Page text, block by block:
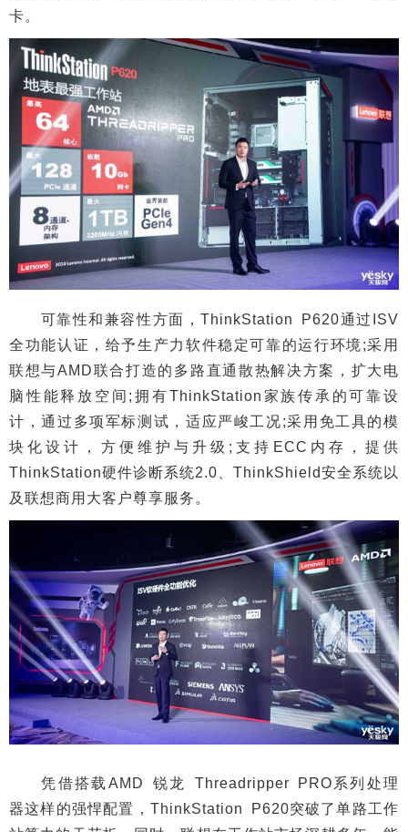
卡。
可靠性和兼容性方面，ThinkStation P620通过ISV
全功能认证，给予生产力软件稳定可靠的运行环境;采用
联想与AMD联合打造的多路直通散热解决方案，扩大电
脑性能释放空间;拥有ThinkStation家族传承的可靠设
计，通过多项军标测试，适应严峻工况;采用免工具的模
块化设计，方便维护与升级;支持ECC内存，提供
ThinkStation硬件诊断系统2.0、ThinkShield安全系统以
及联想商用大客户尊享服务。
凭借搭载AMD 锐龙 Threadripper PRO系列处理
器这样的强悍配置，ThinkStation P620突破了单路工作